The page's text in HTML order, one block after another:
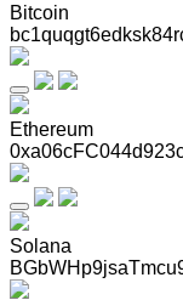
Bitcoin
Ethereum
Solana